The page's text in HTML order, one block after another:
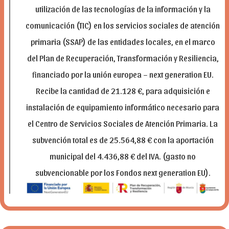
utilización de las tecnologías de la información y la
comunicación (TIC) en los servicios sociales de atención
primaria (SSAP) de las entidades locales, en el marco
del Plan de Recuperación, Transformación y Resiliencia,
financiado por la unión europea – next generation EU.
Recibe la cantidad de 21.128 €, para adquisición e
instalación de equipamiento informático necesario para
el Centro de Servicios Sociales de Atención Primaria. La
subvención total es de 25.564,88 € con la aportación
municipal del 4.436,88 € del IVA. (gasto no
subvencionable por los Fondos next generation EU).